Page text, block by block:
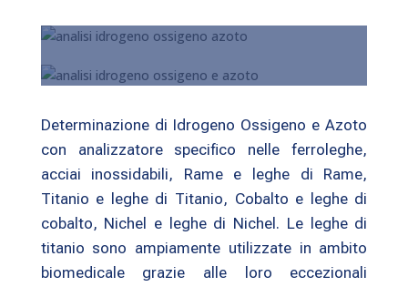
Determinazione di Idrogeno Ossigeno e Azoto
con analizzatore specifico nelle ferroleghe,
acciai inossidabili, Rame e leghe di Rame,
Titanio e leghe di Titanio, Cobalto e leghe di
cobalto, Nichel e leghe di Nichel. Le leghe di
titanio sono ampiamente utilizzate in ambito
biomedicale grazie alle loro eccezionali